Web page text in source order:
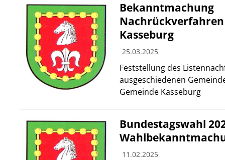
Bekanntmachung
Nachrückverfahren
Kasseburg
25.03.2025
Feststellung des
ausgeschiedenen
Gemeinde Kasseburg
Bundestagswahl
11.02.2025